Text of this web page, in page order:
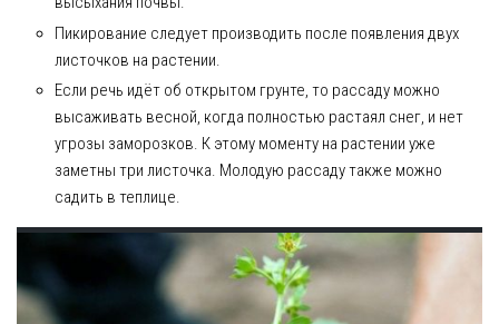
Пикирование следует производить после появления двух
листочков на растении.
Если речь идёт об открытом грунте, то рассаду можно
высаживать весной, когда полностью растаял снег, и нет
угрозы заморозков. К этому моменту на растении уже
заметны три листочка. Молодую рассаду также можно
садить в теплице.